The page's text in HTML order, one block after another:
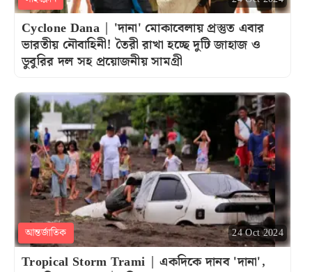
Cyclone Dana | 'দানা' মোকাবেলায় প্রস্তুত এবার
ভারতীয় নৌবাহিনী! তৈরী রাখা হচ্ছে দুটি জাহাজ ও
ডুবুরির দল সহ প্রয়োজনীয় সামগ্রী
আন্তর্জাতিক 24 Oct 2024
Tropical Storm Trami | একদিকে দানব 'দানা',